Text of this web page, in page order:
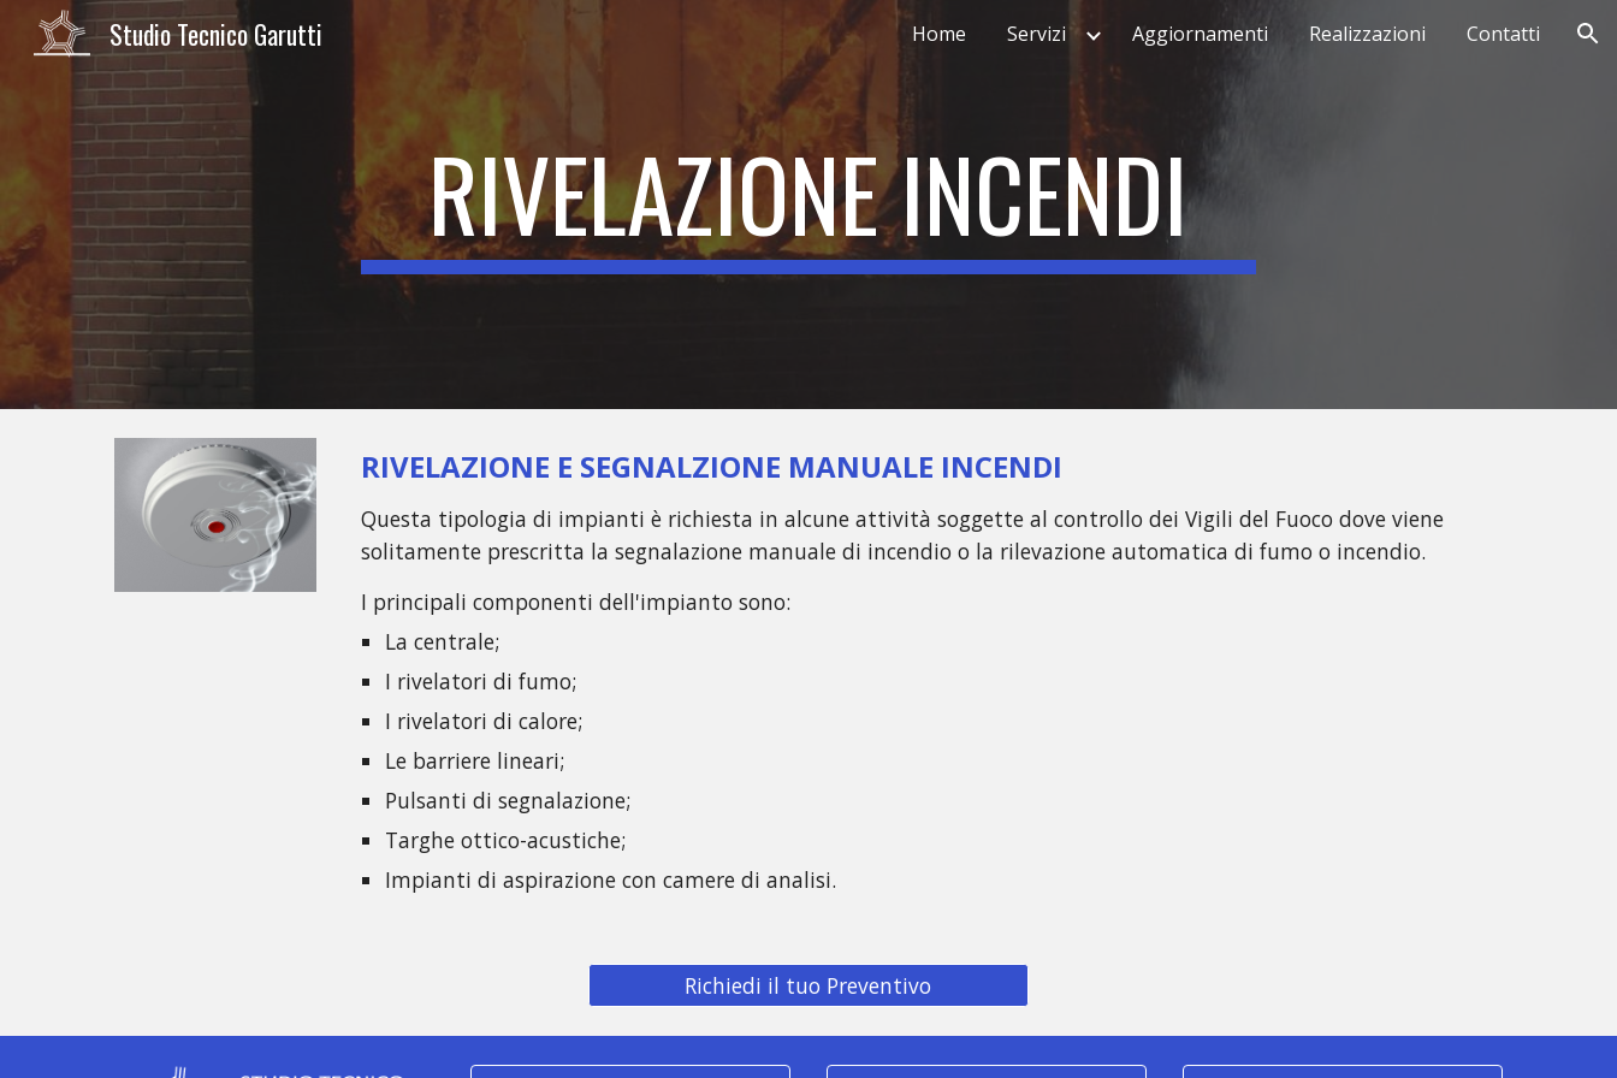
Skip to navigation
Studio Tecnico Garutti Home Servizi Aggiornamenti Realizzazioni Contatti
RIVELAZIONE INCENDI
RIVELAZIONE E SEGNALZIONE MANUALE INCENDI
Questa tipologia di impianti è richiesta in alcune attività soggette al controllo dei Vigili del Fuoco dove viene
solitamente prescritta la segnalazione manuale di incendio o la rilevazione automatica di fumo o incendio.
I principali componenti dell'impianto sono:
La centrale;
I rivelatori di fumo;
I rivelatori di calore;
Le barriere lineari;
Pulsanti di segnalazione;
Targhe ottico-acustiche;
Impianti di aspirazione con camere di analisi.
Richiedi il tuo Preventivo